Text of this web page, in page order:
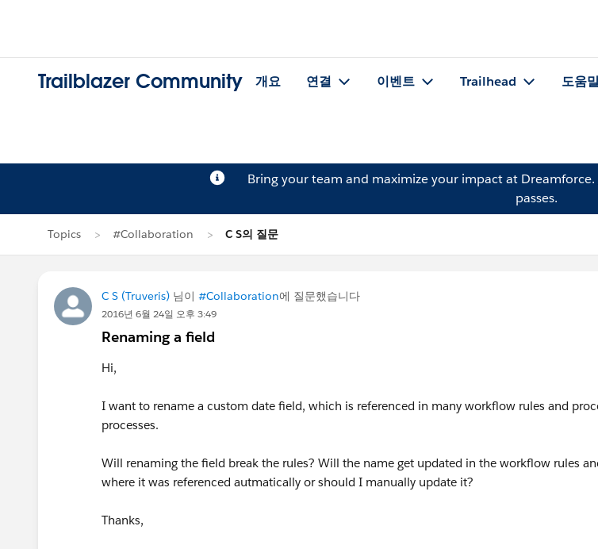
Trailblazer Community 개요 연결 이벤트 Trailhead 도움
Bring your team and maximize your impact at Dreamforce.
passes.
Topics #Collaboration C S의 질문
C S (Truveris) 님이 #Collaboration에 질문했습니다
2016년 6월 24일 오후 3:49
Renaming a field
Hi,
I want to rename a custom date field, which is referenced in many workflow rules and
processes.
Will renaming the field break the rules? Will the name get updated in the workflow rules
where it was referenced autmatically or should I manually update it?
Thanks,